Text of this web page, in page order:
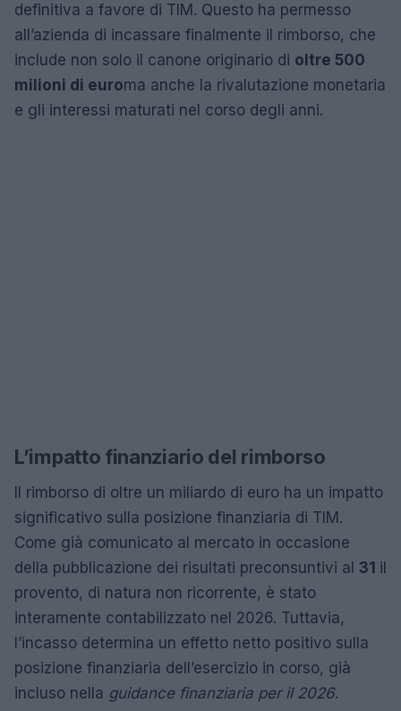
definitiva a favore di TIM. Questo ha permesso
all’azienda di incassare finalmente il rimborso, che
include non solo il canone originario di oltre 500
milioni di euroma anche la rivalutazione monetaria
e gli interessi maturati nel corso degli anni.
L’impatto finanziario del rimborso
Il rimborso di oltre un miliardo di euro ha un impatto
significativo sulla posizione finanziaria di TIM.
Come già comunicato al mercato in occasione
della pubblicazione dei risultati preconsuntivi al 31 il
provento, di natura non ricorrente, è stato
interamente contabilizzato nel 2026. Tuttavia,
l’incasso determina un effetto netto positivo sulla
posizione finanziaria dell’esercizio in corso, già
incluso nella guidance finanziaria per il 2026.